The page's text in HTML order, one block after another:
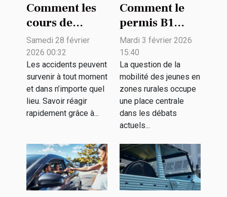
Comment les
cours de
premiers
secours
peuvent sauver
des vies ?
Samedi 28 février
2026 00:32
Les accidents peuvent
survenir à tout moment
et dans n’importe quel
lieu. Savoir réagir
rapidement grâce à...
Comment le
permis B1
facilite-t-il la
mobilité des
jeunes en
zones rurales
?
Mardi 3 février 2026
15:40
La question de la
mobilité des jeunes en
zones rurales occupe
une place centrale
dans les débats
actuels...